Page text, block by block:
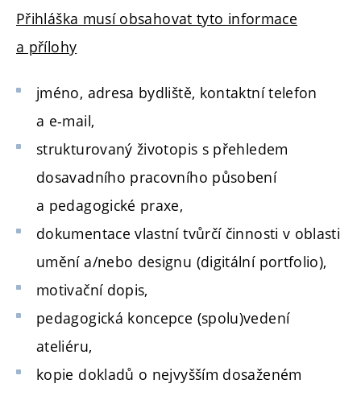
Přihláška musí obsahovat tyto informace
a přílohy
jméno, adresa bydliště, kontaktní telefon
a e-mail,
strukturovaný životopis s přehledem
dosavadního pracovního působení
a pedagogické praxe,
dokumentace vlastní tvůrčí činnosti v oblasti
umění a/nebo designu (digitální portfolio),
motivační dopis,
pedagogická koncepce (spolu)vedení
ateliéru,
kopie dokladů o nejvyšším dosaženém